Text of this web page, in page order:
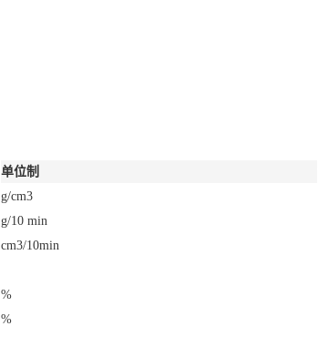
单位制
g/cm3
g/10 min
cm3/10min
%
%